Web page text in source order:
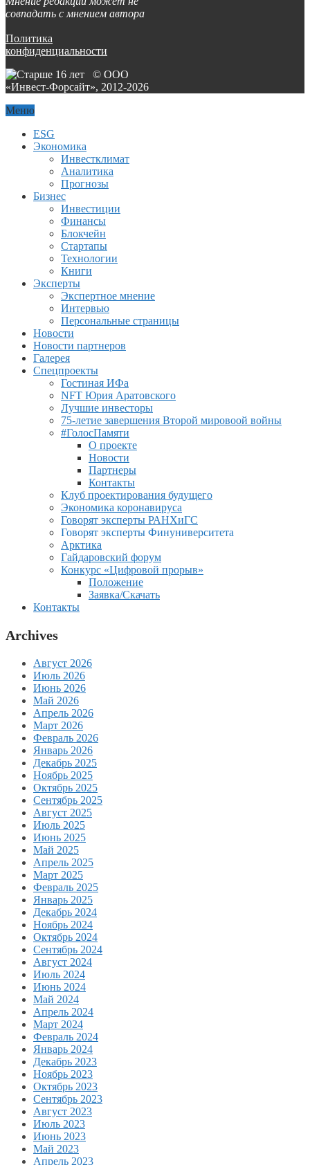
совпадать с мнением автора
Политика
конфиденциальности
© ООО
«Инвест-Форсайт», 2012-2026
Меню
ESG
Экономика
Инвестклимат
Аналитика
Прогнозы
Бизнес
Инвестиции
Финансы
Блокчейн
Стартапы
Технологии
Книги
Эксперты
Экспертное мнение
Интервью
Персональные страницы
Новости
Новости партнеров
Галерея
Спецпроекты
Гостиная ИФа
NFT Юрия Аратовского
Лучшие инвесторы
75-летие завершения Второй мировоой войны
#ГолосПамяти
О проекте
Новости
Партнеры
Контакты
Клуб проектирования будущего
Экономика коронавируса
Говорят эксперты РАНХиГС
Говорят эксперты Финуниверситета
Арктика
Гайдаровский форум
Конкурс «Цифровой прорыв»
Положение
Заявка/Скачать
Контакты
Archives
Август 2026
Июль 2026
Июнь 2026
Май 2026
Апрель 2026
Март 2026
Февраль 2026
Январь 2026
Декабрь 2025
Ноябрь 2025
Октябрь 2025
Сентябрь 2025
Август 2025
Июль 2025
Июнь 2025
Май 2025
Апрель 2025
Март 2025
Февраль 2025
Январь 2025
Декабрь 2024
Ноябрь 2024
Октябрь 2024
Сентябрь 2024
Август 2024
Июль 2024
Июнь 2024
Май 2024
Апрель 2024
Март 2024
Февраль 2024
Январь 2024
Декабрь 2023
Ноябрь 2023
Октябрь 2023
Сентябрь 2023
Август 2023
Июль 2023
Июнь 2023
Май 2023
Апрель 2023